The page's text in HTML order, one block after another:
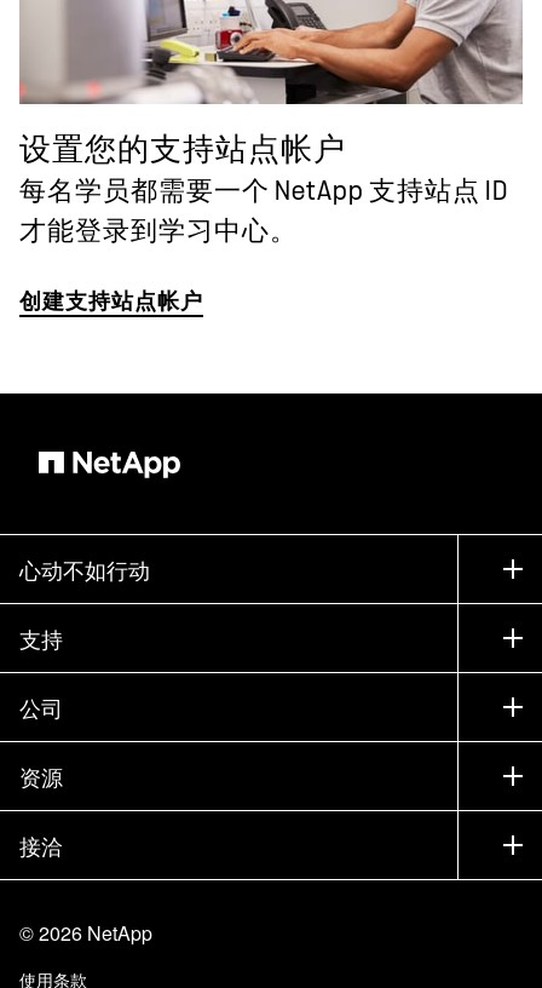
设置您的支持站点帐户
每名学员都需要一个 NetApp 支持站点 ID
才能登录到学习中心。
创建支持站点帐户
心动不如行动
如何购买
联系销售部门
寻找合作伙伴
试用产品
贵宾体验中心
产品 A-Z
支持
支持
训练
文档中心
知识库
社区
公司
公司
合作伙伴
招聘
信任中心
资源
新闻中心
活动
博客
客户体验
接洽
站点反馈
©2026 NetApp
使用条款